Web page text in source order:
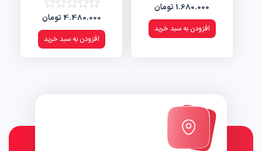
امتیاز
0
از
5
1.680.000 تومان
افزودن به سبد خرید
امتیاز
0
از
5
4.480.000 تومان
افزودن به سبد خرید